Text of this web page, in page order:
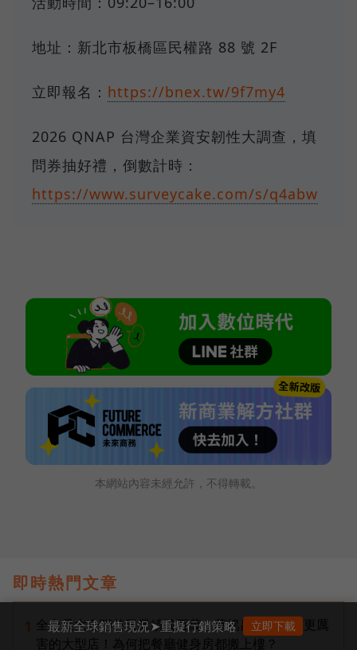
地址：新北市板橋區民權路 88 號 2F
立即報名： https://bnex.tw/9f7my4
2026 QNAP 台灣企業資安韌性大調查，填
問券抽好禮，倒數計時：
https://www.surveycake.com/s/q4abw
本網站內容未經允許，不得轉載。
即時熱門文章
全台最大全聯首日業績破百萬，蔡篤昌：還會有更厲
害的大型店！為何把餐廳健身房都搬上樓？
最新全球銷售現況➤重擬行銷策略 立即下載